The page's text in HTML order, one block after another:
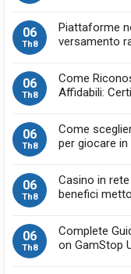
06
Th8
Piattaforme
versamento
06
Th8
Come
Affidabili:
06
Th8
Come
per giocare in
06
Th8
Casino in
benefici
06
Th8
Complete
on GamStop